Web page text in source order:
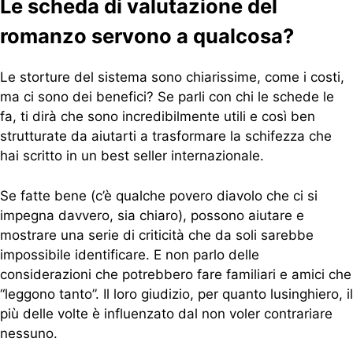
Le scheda di valutazione del
romanzo servono a qualcosa?
Le storture del sistema sono chiarissime, come i costi,
ma ci sono dei benefici? Se parli con chi le schede le
fa, ti dirà che sono incredibilmente utili e così ben
strutturate da aiutarti a trasformare la schifezza che
hai scritto in un best seller internazionale.
Se fatte bene (c’è qualche povero diavolo che ci si
impegna davvero, sia chiaro), possono aiutare e
mostrare una serie di criticità che da soli sarebbe
impossibile identificare. E non parlo delle
considerazioni che potrebbero fare familiari e amici che
“leggono tanto”. Il loro giudizio, per quanto lusinghiero, il
più delle volte è influenzato dal non voler contrariare
nessuno.